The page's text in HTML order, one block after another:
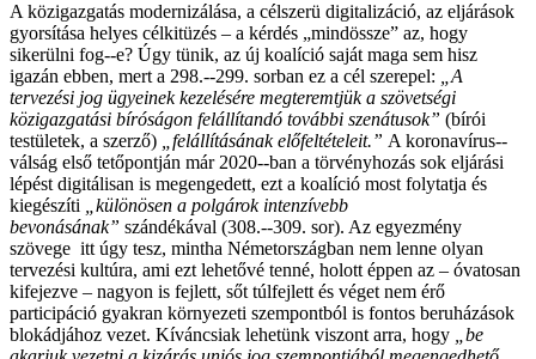
A közigazgatás modernizálása, a célszerü digitalizáció, az eljárások
gyorsítása helyes célkitüzés – a kérdés „mindössze” az, hogy
sikerülni fog-­‐e? Úgy tünik, az új koalíció saját maga sem hisz
igazán ebben, mert a 298.-­‐299. sorban ez a cél szerepel:
„A
tervezési jog ügyeinek kezelésére megteremtjük a szövetségi
közigazgatási bíróságon felállítandó további szenátusok” (bírói
testületek, a szerző)
„felállításának előfeltételeit.” A koronavírus-­‐
válság első tetőpontján már 2020-­‐ban a törvényhozás sok eljárási
lépést digitálisan is megengedett, ezt a koalíció most folytatja és
kiegészíti
„különösen a polgárok intenzívebb
bevonásának” szándékával (308.-­‐309. sor). Az egyezmény
szövege itt úgy tesz, mintha Németországban nem lenne olyan
tervezési kultúra, ami ezt lehetővé tenné, holott éppen az – óvatosan
kifejezve – nagyon is fejlett, sőt túlfejlett és véget nem érő
participáció gyakran környezeti szempontból is fontos beruházások
blokádjához vezet. Kíváncsiak lehetünk viszont arra, hogy
„be